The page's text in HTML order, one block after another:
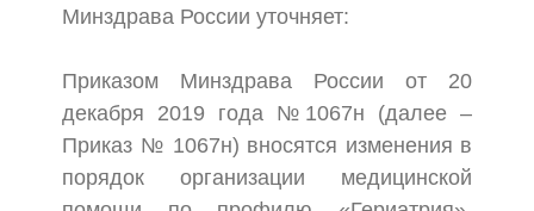
Минздрава России уточняет:
Приказом Минздрава России от 20
декабря 2019 года №1067н (далее –
Приказ № 1067н) вносятся изменения в
порядок организации медицинской